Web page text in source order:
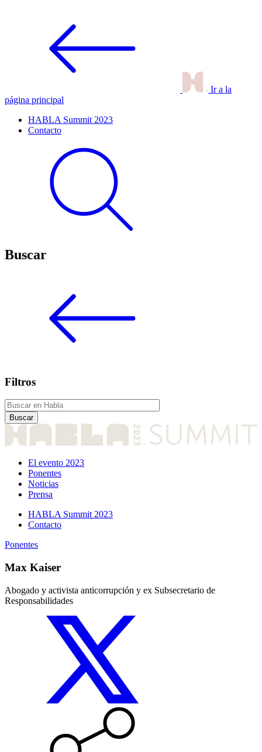
Ir a la
página principal
HABLA Summit 2023
Contacto
Buscar
Filtros
El evento 2023
Ponentes
Noticias
Prensa
HABLA Summit 2023
Contacto
Ponentes
Max Kaiser
Abogado y activista anticorrupción y ex Subsecretario de
Responsabilidades